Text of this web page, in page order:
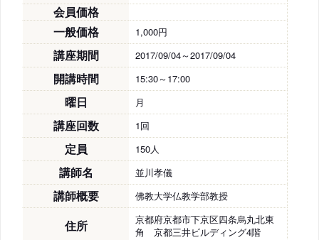
会員価格
一般価格
1,000円
講座期間 2017/09/04～2017/09/04
開講時間 15:30～17:00
曜日 月
講座回数 1回
定員 150人
講師名 並川孝儀
講師概要 佛教大学仏教学部教授
住所
京都府京都市下京区四条烏丸北東
角 京都三井ビルディング4階